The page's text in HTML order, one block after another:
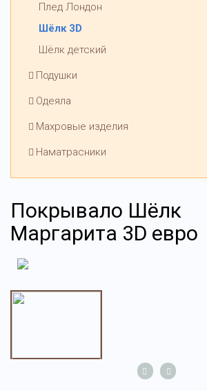
Плед Лондон
Шёлк 3D
Шёлк детский
Подушки
Одеяла
Махровые изделия
Наматрасники
Покрывало Шёлк
Маргарита 3D евро